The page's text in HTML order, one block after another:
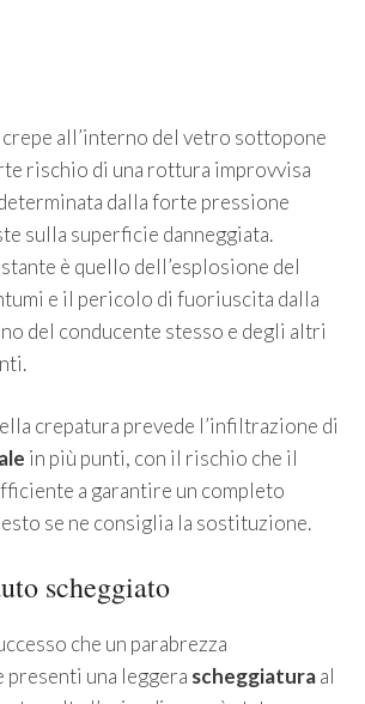
all’interno del vetro sottopone
rischio di una rottura improvvisa
dalla forte pressione
sulla superficie danneggiata.
è quello dell’esplosione del
e il pericolo di fuoriuscita dalla
del conducente stesso e degli altri
crepatura prevede l’infiltrazione di
in più punti, con il rischio che il
a garantire un completo
se ne consiglia la sostituzione.
scheggiato
che un parabrezza
presenti una leggera scheggiaturaal